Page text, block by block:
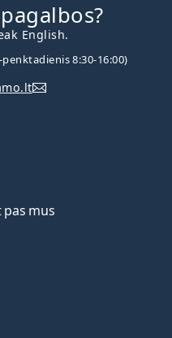
English.
8:30-16:00)
mus